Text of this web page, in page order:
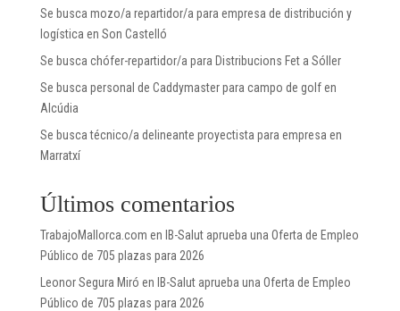
Se busca mozo/a repartidor/a para empresa de distribución y
logística en Son Castelló
Se busca chófer-repartidor/a para Distribucions Fet a Sóller
Se busca personal de Caddymaster para campo de golf en
Alcúdia
Se busca técnico/a delineante proyectista para empresa en
Marratxí
Últimos comentarios
TrabajoMallorca.com en IB-Salut aprueba una Oferta de Empleo
Público de 705 plazas para 2026
Leonor Segura Miró en IB-Salut aprueba una Oferta de Empleo
Público de 705 plazas para 2026